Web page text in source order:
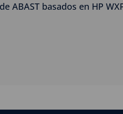
ABAST basados en HP